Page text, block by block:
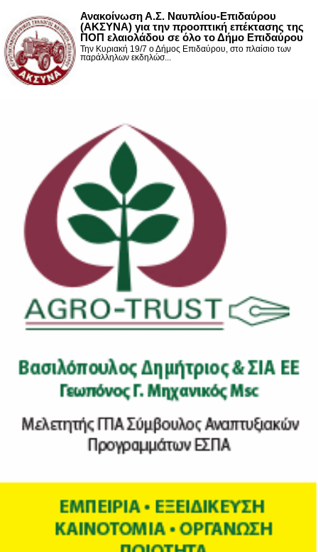
Ανακοίνωση Α.Σ. Ναυπλίου-Επιδαύρου
(ΑΚΣΥΝΑ) για την προοπτική επέκτασης της
ΠΟΠ ελαιολάδου σε όλο το Δήμο Επιδαύρου
Την Κυριακή 19/7 ο Δήμος Επιδαύρου, στο πλαίσιο των
παράλληλων εκδηλώσ...